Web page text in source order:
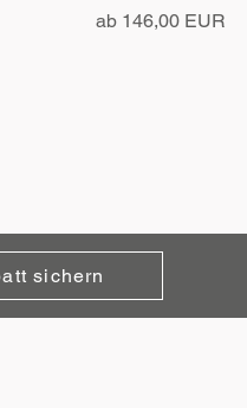
ab 146,00 EUR
sichern